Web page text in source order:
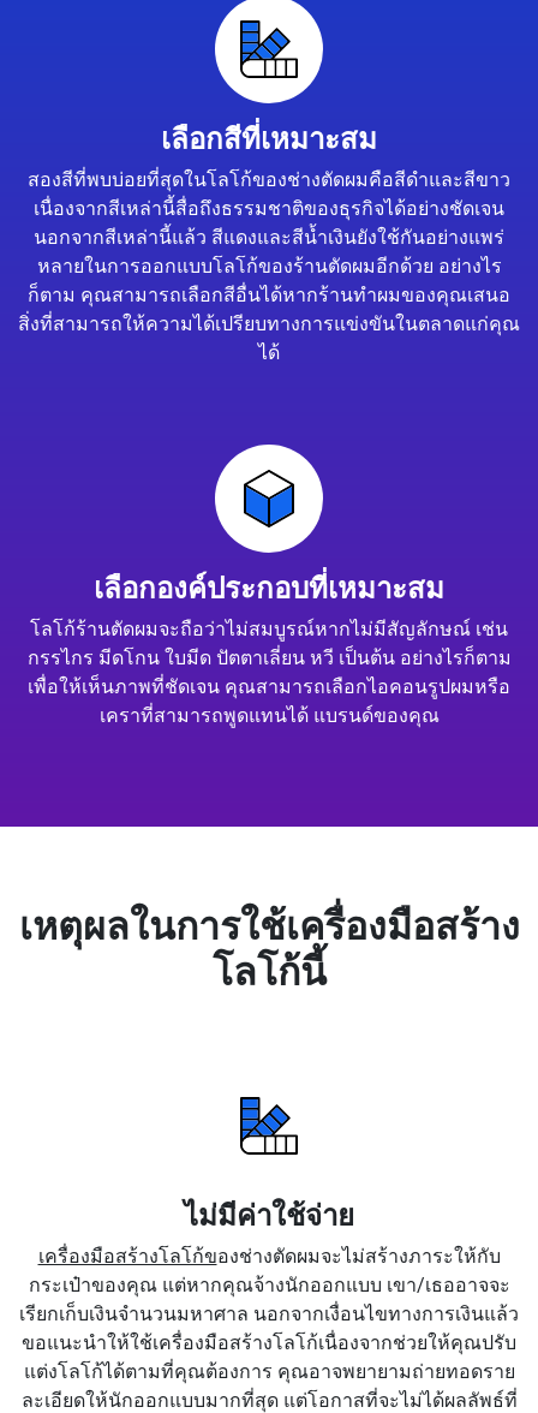
เลือกสีที่เหมาะสม
สองสีที่พบบ่อยที่สุดในโลโก้ของช่างตัดผมคือสีดำและสีขาว
เนื่องจากสีเหล่านี้สื่อถึงธรรมชาติของธุรกิจได้อย่างชัดเจน
นอกจากสีเหล่านี้แล้ว สีแดงและสีน้ำเงินยังใช้กันอย่างแพร่
หลายในการออกแบบโลโก้ของร้านตัดผมอีกด้วย อย่างไร
ก็ตาม คุณสามารถเลือกสีอื่นได้หากร้านทำผมของคุณเสนอ
สิ่งที่สามารถให้ความได้เปรียบทางการแข่งขันในตลาดแก่คุณ
ได้
เลือกองค์ประกอบที่เหมาะสม
โลโก้ร้านตัดผมจะถือว่าไม่สมบูรณ์หากไม่มีสัญลักษณ์ เช่น
กรรไกร มีดโกน ใบมีด ปัตตาเลี่ยน หวี เป็นต้น อย่างไรก็ตาม
เพื่อให้เห็นภาพที่ชัดเจน คุณสามารถเลือกไอคอนรูปผมหรือ
เคราที่สามารถพูดแทนได้ แบรนด์ของคุณ
เหตุผลในการใช้เครื่องมือสร้าง
โลโก้นี้
ไม่มีค่าใช้จ่าย
เครื่องมือสร้างโลโก้ของช่างตัดผมจะไม่สร้างภาระให้กับ
กระเป๋าของคุณ แต่หากคุณจ้างนักออกแบบ เขา/เธออาจจะ
เรียกเก็บเงินจำนวนมหาศาล นอกจากเงื่อนไขทางการเงินแล้ว
ขอแนะนำให้ใช้เครื่องมือสร้างโลโก้เนื่องจากช่วยให้คุณปรับ
แต่งโลโก้ได้ตามที่คุณต้องการ คุณอาจพยายามถ่ายทอดราย
ละเอียดให้นักออกแบบมากที่สุด แต่โอกาสที่จะไม่ได้ผลลัพธ์ที่